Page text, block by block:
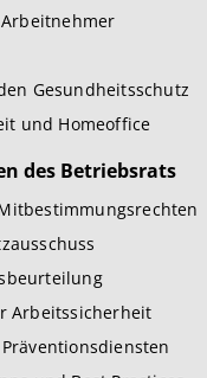
Gesundheitsschutz
und Homeoffice
des Betriebsrats
Arbeitssicherheit